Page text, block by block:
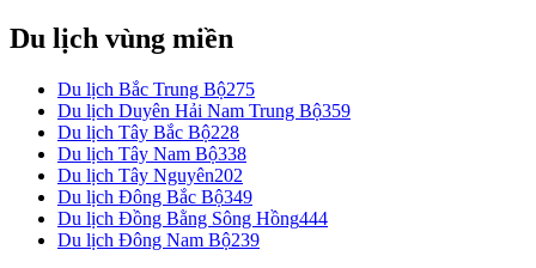
Du lịch vùng miền
Du lịch Bắc Trung Bộ275
Du lịch Duyên Hải Nam Trung Bộ359
Du lịch Tây Bắc Bộ228
Du lịch Tây Nam Bộ338
Du lịch Tây Nguyên202
Du lịch Đông Bắc Bộ349
Du lịch Đồng Bằng Sông Hồng444
Du lịch Đông Nam Bộ239